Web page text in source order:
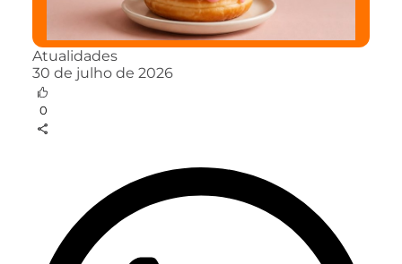
Atualidades
30 de julho de 2026
0